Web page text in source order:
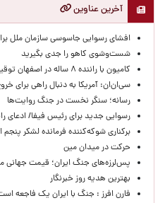
آخرین عناوین
افشای رسوایی جاسوسی سازمان ملل
شست‌وشوی کاهو را جدی بگیرید
کامیون با راننده ۸ ساله در اصفهان توقیف شد
سی‌ان‌ان: آمریکا به دنبال راهی برای
رسانه؛ سنگر نخست در جنگ روایت‌ها
رسوایی جدید برای رئیس فیفا/ ادعای
برکناری شوکه‌کننده فرمانده لشکر پنجم
حركت در ميدان مين
پس‌لرزه‌های جنگ ایران؛ قیمت جهانی
بهترین هدیه روز خبرنگار
فارن افرز : جنگ با ایران یک فاجعه